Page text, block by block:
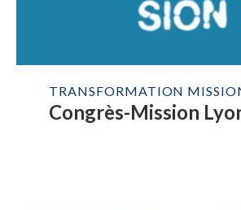
TRANSFORMATION
Congrès-Mission